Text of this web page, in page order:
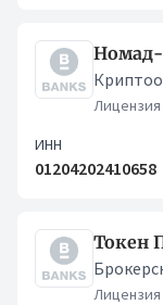
Лицензия
ИНН
01204202410658
Токен
Лицензия